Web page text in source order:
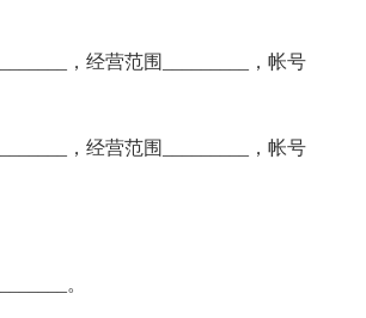
，经营范围_________，帐号
，经营范围_________，帐号
。